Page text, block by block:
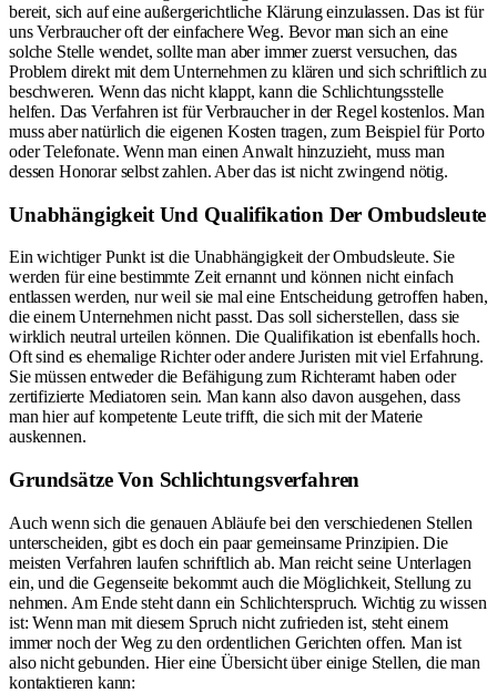
bereit, sich auf eine außergerichtliche Klärung einzulassen. Das ist für
uns Verbraucher oft der einfachere Weg. Bevor man sich an eine
solche Stelle wendet, sollte man aber immer zuerst versuchen, das
Problem direkt mit dem Unternehmen zu klären und sich schriftlich zu
beschweren. Wenn das nicht klappt, kann die Schlichtungsstelle
helfen. Das Verfahren ist für Verbraucher in der Regel kostenlos. Man
muss aber natürlich die eigenen Kosten tragen, zum Beispiel für Porto
oder Telefonate. Wenn man einen Anwalt hinzuzieht, muss man
dessen Honorar selbst zahlen. Aber das ist nicht zwingend nötig.
Unabhängigkeit Und Qualifikation Der Ombudsleute
Ein wichtiger Punkt ist die Unabhängigkeit der Ombudsleute. Sie
werden für eine bestimmte Zeit ernannt und können nicht einfach
entlassen werden, nur weil sie mal eine Entscheidung getroffen haben,
die einem Unternehmen nicht passt. Das soll sicherstellen, dass sie
wirklich neutral urteilen können. Die Qualifikation ist ebenfalls hoch.
Oft sind es ehemalige Richter oder andere Juristen mit viel Erfahrung.
Sie müssen entweder die Befähigung zum Richteramt haben oder
zertifizierte Mediatoren sein. Man kann also davon ausgehen, dass
man hier auf kompetente Leute trifft, die sich mit der Materie
auskennen.
Grundsätze Von Schlichtungsverfahren
Auch wenn sich die genauen Abläufe bei den verschiedenen Stellen
unterscheiden, gibt es doch ein paar gemeinsame Prinzipien. Die
meisten Verfahren laufen schriftlich ab. Man reicht seine Unterlagen
ein, und die Gegenseite bekommt auch die Möglichkeit, Stellung zu
nehmen. Am Ende steht dann ein Schlichterspruch. Wichtig zu wissen
ist: Wenn man mit diesem Spruch nicht zufrieden ist, steht einem
immer noch der Weg zu den ordentlichen Gerichten offen. Man ist
also nicht gebunden. Hier eine Übersicht über einige Stellen, die man
kontaktieren kann: